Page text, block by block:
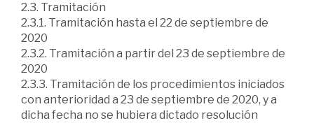
2.3. Tramitación
2.3.1. Tramitación hasta el 22 de septiembre de
2020
2.3.2. Tramitación a partir del 23 de septiembre de
2020
2.3.3. Tramitación de los procedimientos iniciados
con anterioridad a 23 de septiembre de 2020, y a
dicha fecha no se hubiera dictado resolución